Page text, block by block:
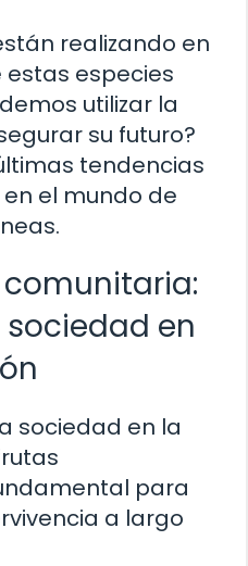
realizando en
especies
utilizar la
su futuro?
tendencias
el mundo de
en
sociedad en la
para
a largo